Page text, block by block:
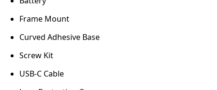
Frame Mount
Curved Adhesive Base
Screw Kit
USB-C Cable